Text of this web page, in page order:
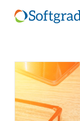
Saltar